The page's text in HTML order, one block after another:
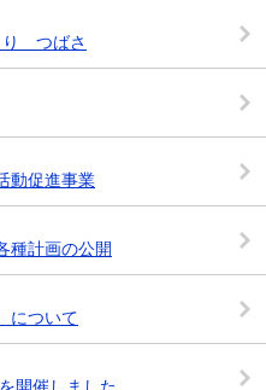
り つばさ
動促進事業
種計画の公開
について